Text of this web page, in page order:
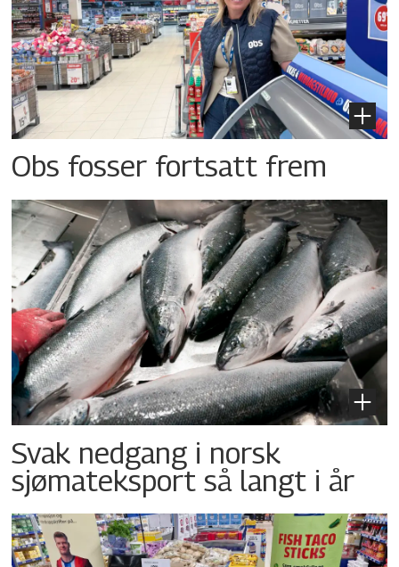
Obs fosser fortsatt frem
Svak nedgang i norsk
sjømateksport så langt i år